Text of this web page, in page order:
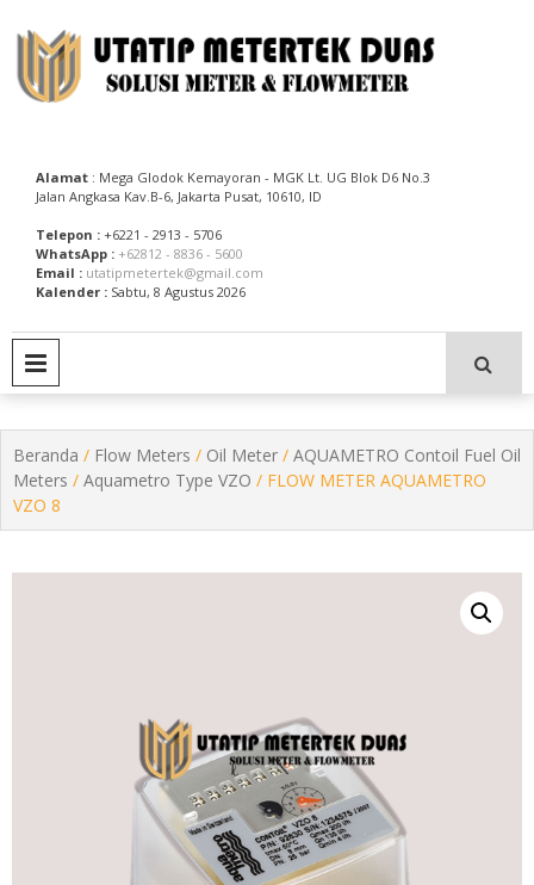
to
content
Alamat : Mega Glodok Kemayoran - MGK Lt. UG Blok D6 No.3
Jalan Angkasa Kav.B-6, Jakarta Pusat, 10610, ID
Telepon : +6221 - 2913 - 5706
WhatsApp : +62812 - 8836 - 5600
Email : utatipmetertek@gmail.com
Kalender : Sabtu, 8 Agustus 2026
Beranda / Flow Meters / Oil Meter / AQUAMETRO Contoil Fuel Oil
Meters / Aquametro Type VZO / FLOW METER AQUAMETRO
VZO 8